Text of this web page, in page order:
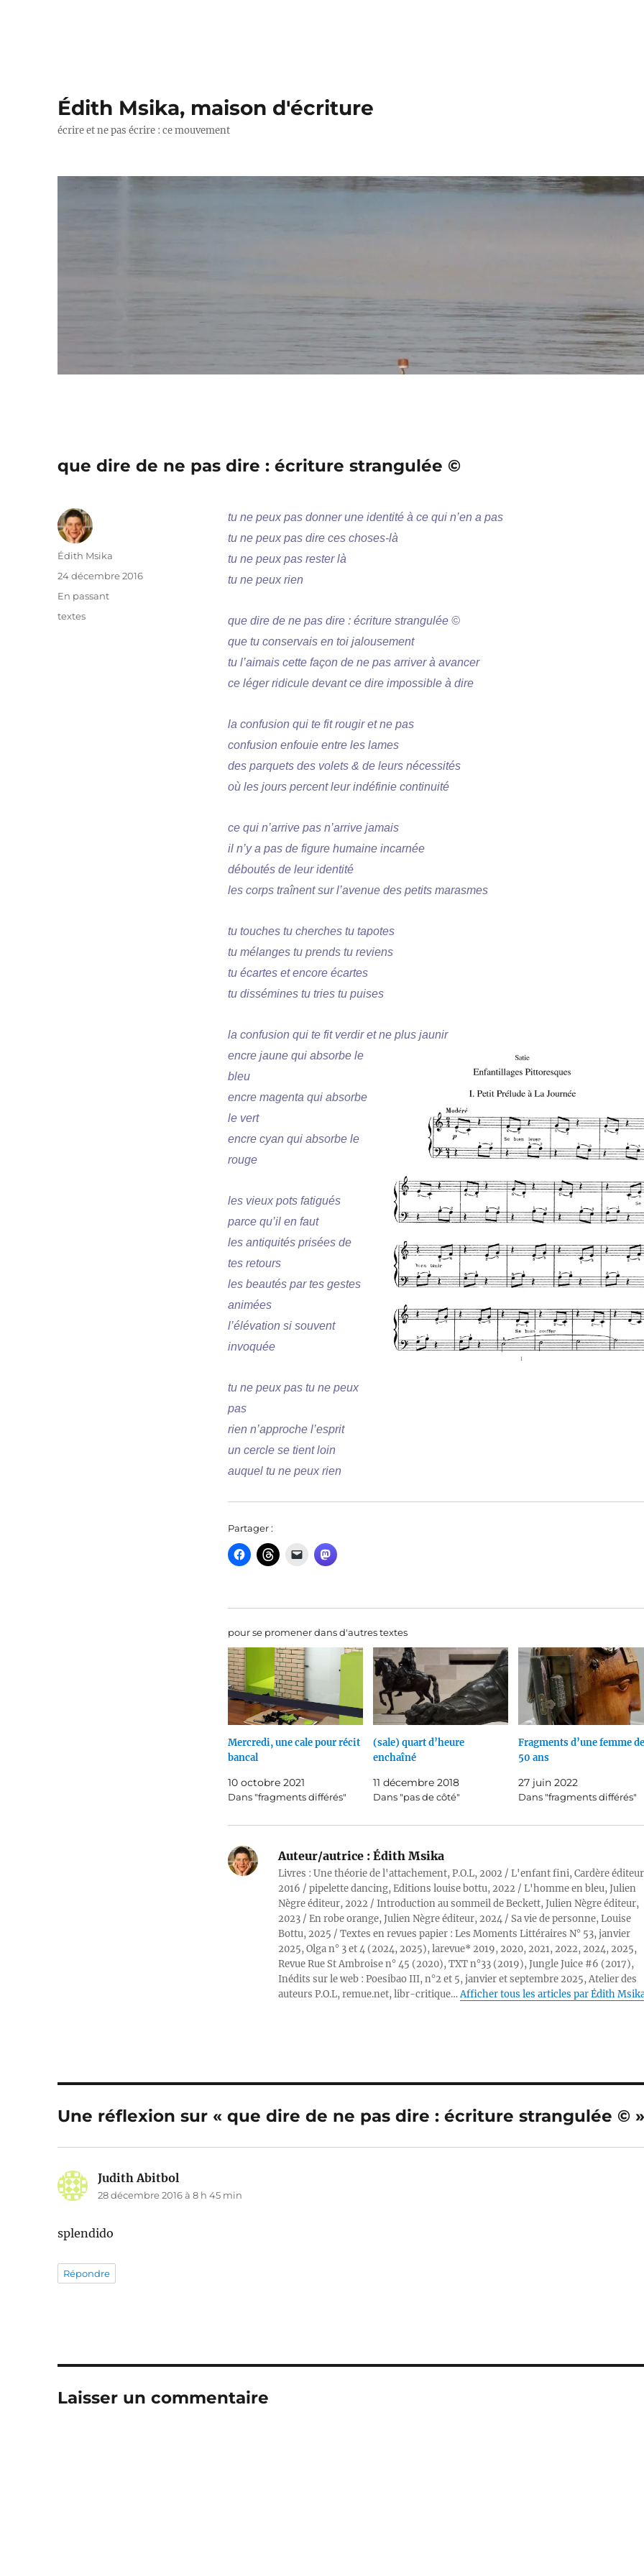
Édith Msika, maison d'écriture
écrire et ne pas écrire : ce mouvement
que dire de ne pas dire : écriture strangulée ©
tu ne peux pas donner une identité à ce qui n’en a pas
tu ne peux pas dire ces choses-là
tu ne peux pas rester là
tu ne peux rien
que dire de ne pas dire : écriture strangulée ©
que tu conservais en toi jalousement
tu l’aimais cette façon de ne pas arriver à avancer
ce léger ridicule devant ce dire impossible à dire
la confusion qui te fit rougir et ne pas
confusion enfouie entre les lames
des parquets des volets & de leurs nécessités
où les jours percent leur indéfinie continuité
ce qui n’arrive pas n’arrive jamais
il n’y a pas de figure humaine incarnée
déboutés de leur identité
les corps traînent sur l’avenue des petits marasmes
tu touches tu cherches tu tapotes
tu mélanges tu prends tu reviens
tu écartes et encore écartes
tu dissémines tu tries tu puises
la confusion qui te fit verdir et ne plus jaunir
encre jaune qui absorbe le
bleu
encre magenta qui absorbe
le vert
encre cyan qui absorbe le
rouge
les vieux pots fatigués
parce qu’il en faut
les antiquités prisées de
tes retours
les beautés par tes gestes
animées
l’élévation si souvent
invoquée
tu ne peux pas tu ne peux
pas
rien n’approche l’esprit
un cercle se tient loin
auquel tu ne peux rien
Partager :
pour se promener dans d'autres textes
Mercredi, une cale pour récit
bancal
10 octobre 2021
Dans "fragments différés"
(sale) quart d’heure
enchaîné
11 décembre 2018
Dans "pas de côté"
Fragments d’une femme de
50 ans
27 juin 2022
Dans "fragments différés"
Auteur/autrice :Édith Msika
Livres : Une théorie de l'attachement, P.O.L, 2002 / L'enfant fini, Cardère
2016 / pipelette dancing, Editions louise bottu, 2022 / L'homme en bleu, Julien
Nègre éditeur, 2022 / Introduction au sommeil de Beckett, Julien Nègre éditeur,
2023 / En robe orange, Julien Nègre éditeur, 2024 / Sa vie de personne, Louise
Bottu, 2025 / Textes en revues papier : Les Moments Littéraires N° 53, janvier
2025, Olga n° 3 et 4 (2024, 2025), larevue* 2019, 2020, 2021, 2022, 2024, 2025,
Revue Rue St Ambroise n° 45 (2020), TXT n°33 (2019), Jungle Juice #6 (2017),
Inédits sur le web : Poesibao III, n°2 et 5, janvier et septembre 2025, Atelier des
auteurs P.O.L, remue.net, libr-critique…Afficher tous les articles par Édith
Auteur
Édith Msika
Publié
24 décembre 2016
Format
En passant
Catégories
textes
Une réflexion sur « que dire de ne pas dire : écriture strangulée ©
Judith Abitbol
28 décembre 2016 à 8 h 45 min
splendido
Répondre
Laisser un commentaire